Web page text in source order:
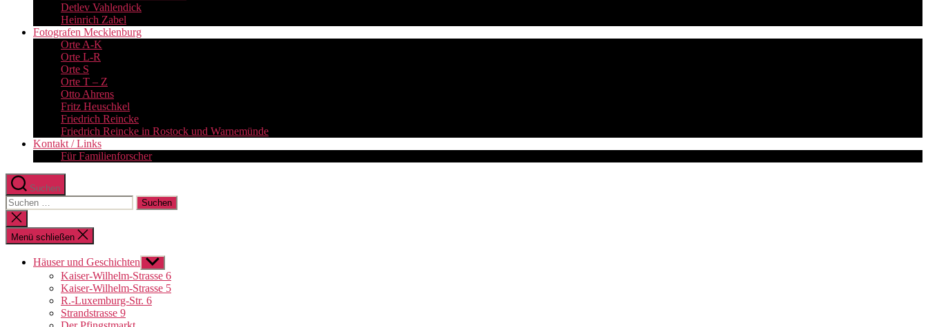
Detlev Vahlendick
Heinrich Zabel
Fotografen Mecklenburg
Orte A-K
Orte L-R
Orte S
Orte T – Z
Otto Ahrens
Fritz Heuschkel
Friedrich Reincke
Friedrich Reincke in Rostock und Warnemünde
Kontakt / Links
Für Familienforscher
Suchen
Suchen
nach:
Suche
schließen
Menü schließen
Häuser und Geschichten Untermenü
anzeigen
Kaiser-Wilhelm-Strasse 6
Kaiser-Wilhelm-Strasse 5
R.-Luxemburg-Str. 6
Strandstrasse 9